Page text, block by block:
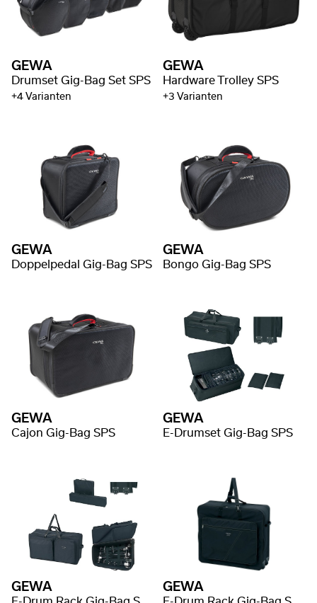
GEWA
Drumset Gig-Bag Set SPS
+4 Varianten
GEWA
Hardware Trolley SPS
+3 Varianten
GEWA
Doppelpedal Gig-Bag SPS
GEWA
Bongo Gig-Bag SPS
GEWA
Cajon Gig-Bag SPS
GEWA
E-Drumset Gig-Bag SPS
GEWA GEWA